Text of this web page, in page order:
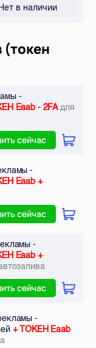
в наличии
(токен
-
Eaab - 2FAдля
сейчас
-
Eaab +
сейчас
-
Eaab +
сейчас
-
+ ТОКЕН Eaab